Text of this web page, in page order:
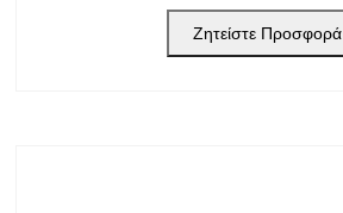
Ζητείστε Προσφορά